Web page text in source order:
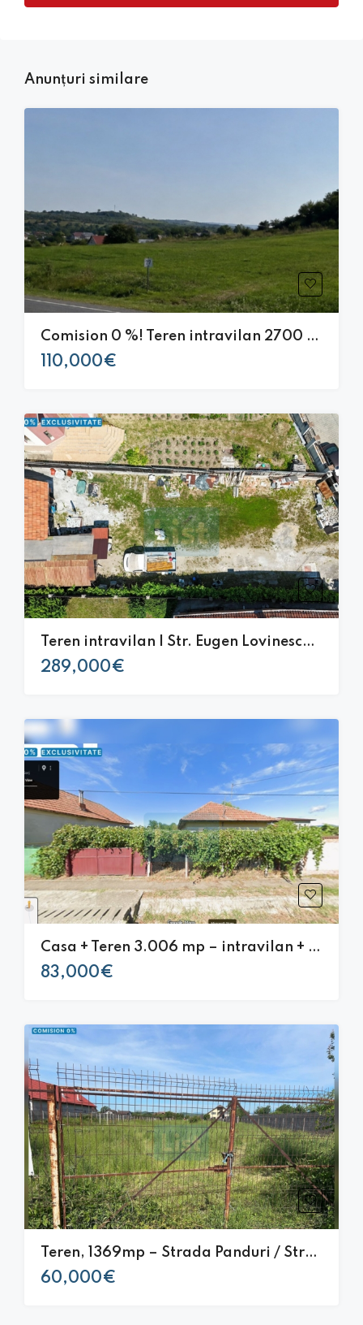
Anunțuri similare
Comision 0 %! Teren intravilan 2700 mp, front 15 ml, la DN, Gilau
110,000€
Teren intravilan | Str. Eugen Lovinescu nr. 33 |Cluj-Napoca
289,000€
Casa + Teren 3.006 mp – intravilan + extravilan | Preajba Mare
83,000€
Teren, 1369mp – Strada Panduri / Strada Victor Eftimiu, Târgu Jiu
60,000€